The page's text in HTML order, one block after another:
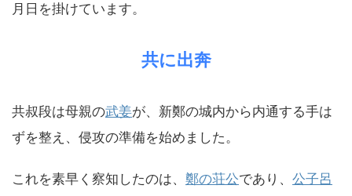
月日を掛けています。
共に出奔
共叔段は母親の武姜が、新鄭の城内から内通する手は
ずを整え、侵攻の準備を始めました。
これを素早く察知したのは、 鄭の荘公であり、 公子呂